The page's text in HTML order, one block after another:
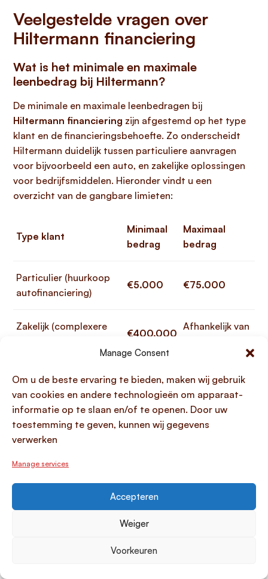
Manage Consent
Om u de beste ervaring te bieden, maken wij gebruik
van cookies en andere technologieën om apparaat-
informatie op te slaan en/of te openen. Door uw
toestemming te geven, kunnen wij gegevens
verwerken
Manage services
Accepteren
Weiger
Voorkeuren
Veelgestelde vragen over
Hiltermann financiering
Wat is het minimale en maximale
leenbedrag bij Hiltermann?
De minimale en maximale leenbedragen bij
Hiltermann financiering zijn afgestemd op het type
klant en de financieringsbehoefte. Zo onderscheidt
Hiltermann duidelijk tussen particuliere aanvragen
voor bijvoorbeeld een auto, en zakelijke oplossingen
voor bedrijfsmiddelen. Hieronder vindt u een
overzicht van de gangbare limieten:
Type klant
Minimaal
bedrag
Maximaal
bedrag
Particulier (huurkoop
autofinanciering)
€5.000 €75.000
Zakelijk (complexere
€400.000
Afhankelijk van
Deze uiteenlopende bedragen laten zien dat
Hiltermann een specialist is in zowel
consumentenleningen (voor veelvoorkomende
autobedragen) als grootschalige zakelijke
leaseoplossingen. Hoewel de minimum- en
uiteindelijke, persoonlijk verantwoorde leenbedrag
altijd vastgesteld na een grondige beoordeling van
uw specifieke financiële situatie en
kredietwaardigheid.